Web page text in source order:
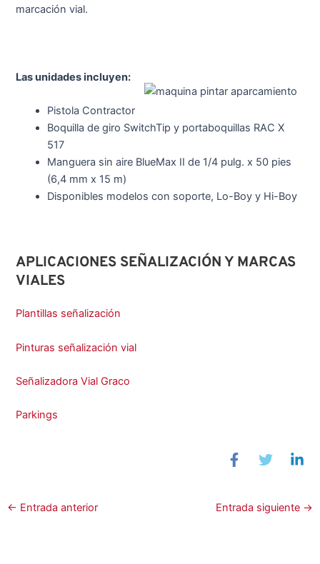
marcación vial.
Las unidades incluyen:
Pistola Contractor
Boquilla de giro SwitchTip y portaboquillas RAC X
517
Manguera sin aire BlueMax II de 1/4 pulg. x 50 pies
(6,4 mm x 15 m)
Disponibles modelos con soporte, Lo-Boy y Hi-Boy
APLICACIONES SEÑALIZACIÓN Y MARCAS
VIALES
Plantillas señalización
Pinturas señalización vial
Señalizadora Vial Graco
Parkings
← Entrada anterior Entrada siguiente →